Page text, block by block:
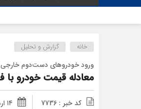
خانه گزارش و تحلیل
ورود خودروهای دست‌دوم
معادله قیمت خودرو با
کد خبر : 7736 ۱۴ اردیبهشت ۱۴۰۲ - ۱۰:۱۶